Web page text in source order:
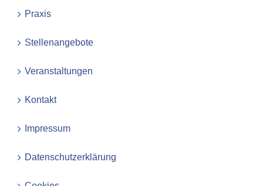
Praxis
Stellenangebote
Veranstaltungen
Kontakt
Impressum
Datenschutzerklärung